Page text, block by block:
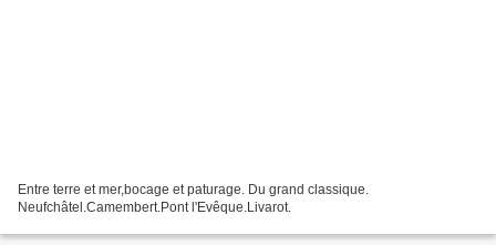
Entre terre et mer,bocage et paturage. Du grand classique.
Neufchâtel.Camembert.Pont l'Evêque.Livarot.